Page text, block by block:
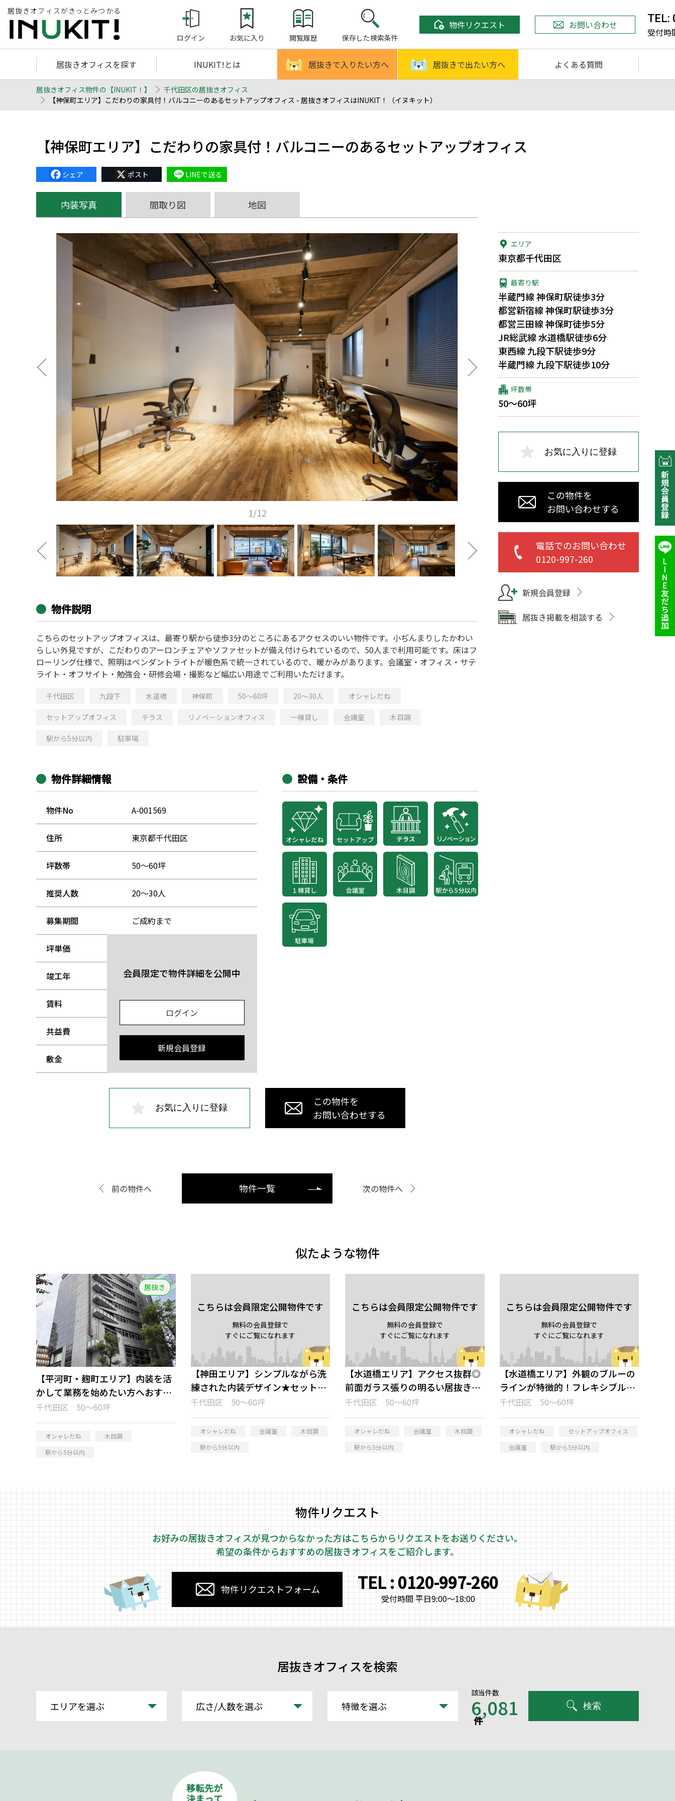
居抜きオフィスがきっとみつかる
ログイン お気に入り 閲覧履歴 保存した検索条件
物件リクエスト お問い合わせ TEL:
受付時
居抜きオフィスを探す INUKIT!とは 居抜きで入りたい方へ 居抜きで出たい方へ よくある質問
居抜きオフィス物件の【INUKIT！】
千代田区の居抜きオフィス
【神保町エリア】こだわりの家具付！バルコニーのあるセットアップオフィス - 居抜きオフィスはINUKIT！（イヌキット）
【神保町エリア】こだわりの家具付！バルコニーのあるセットアップオフィス
Facebook
X Line
内装写真 間取り図 地図
1/12
物件説明
こちらのセットアップオフィスは、最寄り駅から徒歩3分のところにあるアクセスのいい物件です。小ぢんまりしたかわい
らしい外見ですが、こだわりのアーロンチェアやソファセットが備え付けられているので、50人まで利用可能です。床はフ
ローリング仕様で、照明はペンダントライトが暖色系で統一されているので、暖かみがあります。会議室・オフィス・サテ
ライト・オフサイト・勉強会・研修会場・撮影など幅広い用途でご利用いただけます。
千代田区 九段下 水道橋 神保町 50～60坪 20～30人 オシャレだね
セットアップオフィス テラス リノベーションオフィス 一棟貸し 会議室 木目調
駅から5分以内 駐車場
物件詳細情報
物件No A-001569
住所 東京都千代田区
坪数帯 50～60坪
推奨人数 20～30人
募集期間 ご成約まで
坪単価
竣工年 -
賃料 -
共益費
敷金 -
会員限定で物件詳細を公開中
ログイン
新規会員登録
設備・条件
お気に入りに登録
この物件を
お問い合わせする
前の物件へ 物件一覧 次の物件へ
エリア
東京都千代田区
最寄り駅
半蔵門線 神保町駅徒歩3分
都営新宿線 神保町駅徒歩3分
都営三田線 神保町徒歩5分
JR総武線 水道橋駅徒歩6分
東西線 九段下駅徒歩9分
半蔵門線 九段下駅徒歩10分
坪数帯
50～60坪
お気に入りに登録
この物件を
お問い合わせする
電話でのお問い合わせ
0120-997-260
新規会員登録
居抜き掲載を相談する
似たような物件
居抜き
【平河町・麹町エリア】内装を活
かして業務を始めたい方へおすす
め！居抜きオフィス
千代田区 50～60坪
オシャレだね
木目調
駅から5分以内
こちらは会員限定公開物件です
無料の会員登録で
すぐにご覧になれます
【神田エリア】シンプルながら洗
練された内装デザイン★セットア
ップオフィス
千代田区 50～60坪
オシャレだね 会議室
木目調
駅から5分以内
こちらは会員限定公開物件です
無料の会員登録で
すぐにご覧になれます
【水道橋エリア】アクセス抜群◎
前面ガラス張りの明るい居抜きオ
フィス
千代田区 50～60坪
オシャレだね 会議室
木目調
駅から5分以内
こちらは会員限定公開物件です
無料の会員登録で
すぐにご覧になれます
【水道橋エリア】外観のブルーの
ラインが特徴的！フレキシブルな
セットアップオフィス
千代田区 50～60坪
オシャレだね
セットアップオフィス
会議室
駅から5分以内
物件リクエスト
お好みの居抜きオフィスが見つからなかった方はこちらから リクエストをお送りください。
希望の条件からおすすめの居抜きオフィスをご紹介します。
物件リクエストフォーム TEL : 0120-997-260
受付時間 平日9:00～18:00
居抜きオフィスを検索
エリアを選ぶ 広さ/人数を選ぶ 特徴を選ぶ
該当件数
6,081
件
検索